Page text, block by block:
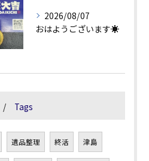
2026/08/07
おはようございます☀
Tags
遺品整理 終活 津島